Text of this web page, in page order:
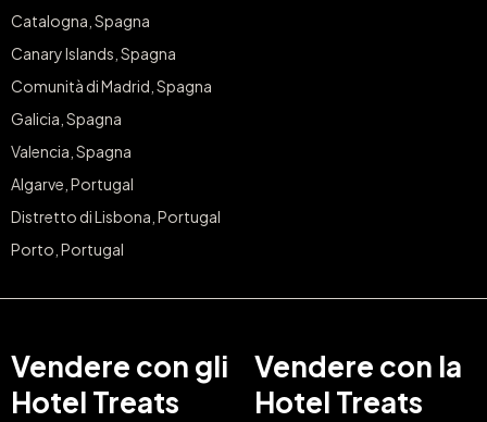
Catalogna, Spagna
Canary Islands, Spagna
Comunità di Madrid, Spagna
Galicia, Spagna
Valencia, Spagna
Algarve, Portugal
Distretto di Lisbona, Portugal
Porto, Portugal
Vendere con gli
Hotel Treats
Vendere con la
Hotel Treats